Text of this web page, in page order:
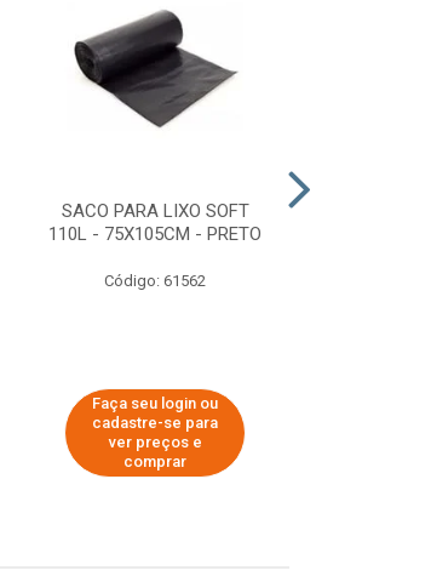
SACO PARA LIXO SOFT
110L - 75X105CM - PRETO
Código: 61562
Faça seu login ou
cadastre-se para
ver preços e
comprar